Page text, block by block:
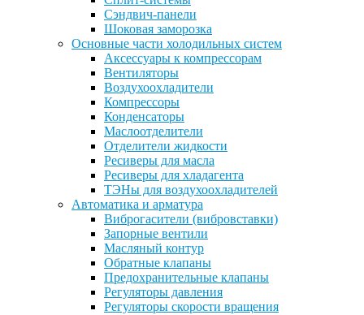
Сэндвич-панели
Шоковая заморозка
Основные части холодильных систем
Аксессуары к компрессорам
Вентиляторы
Воздухоохладители
Компрессоры
Конденсаторы
Маслоотделители
Отделители жидкости
Ресиверы для масла
Ресиверы для хладагента
ТЭНы для воздухоохладителей
Автоматика и арматура
Виброгасители (вибровставки)
Запорные вентили
Масляный контур
Обратные клапаны
Предохранительные клапаны
Регуляторы давления
Регуляторы скорости вращения